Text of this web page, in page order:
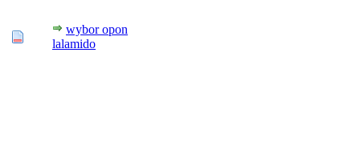
wybor opon
lalamido